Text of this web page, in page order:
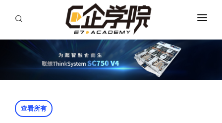
首页
全部视频
评测视频
查看所有